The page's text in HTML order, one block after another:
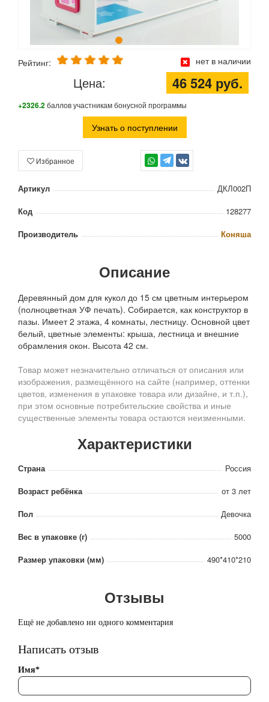
Рейтинг: нет в наличии
Цена: 46 524 руб.
+2326.2баллов участникам бонусной программы
Узнать о поступлении
TG
Избранное
Артикул
ДКЛ002П
Код
128277
Производитель
Коняша
Описание
Деревянный дом для кукол до 15 см цветным интерьером
(полноцветная УФ печать). Собирается, как конструктор в
пазы. Имеет 2 этажа, 4 комнаты, лестницу. Основной цвет
белый, цветные элементы: крыша, лестница и внешние
обрамления окон. Высота 42 см.
Товар может незначительно отличаться от описания или
изображения, размещённого на сайте (например, оттенки
цветов, изменения в упаковке товара или дизайне, и т.п.),
при этом основные потребительские свойства и иные
существенные элементы товара остаются неизменными.
Характеристики
Страна
Россия
Возраст ребёнка
от 3 лет
Пол
Девочка
Вес в упаковке (г)
5000
Размер упаковки (мм)
490*410*210
Отзывы
Ещё не добавлено ни одного комментария
Написать отзыв
Имя*